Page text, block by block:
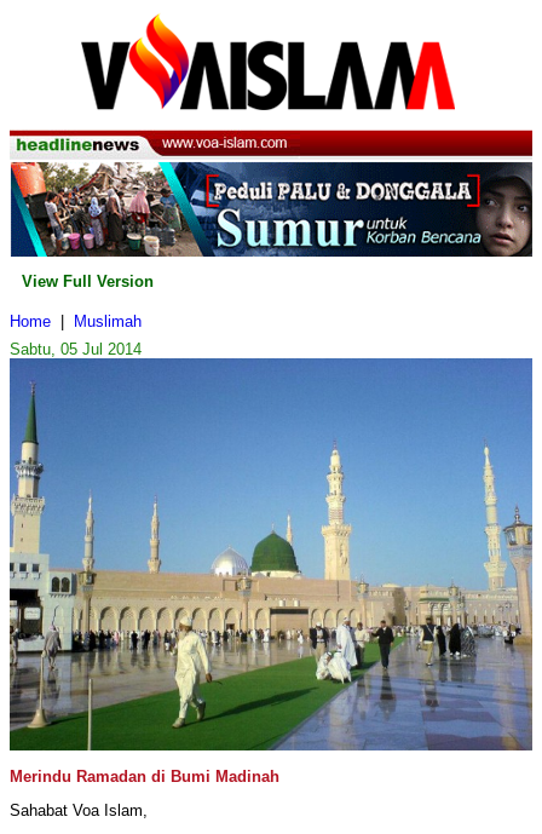
View Full Version
Home
Muslimah
Sabtu, 05 Jul 2014
Merindu Ramadan di Bumi Madinah
Sahabat Voa Islam,